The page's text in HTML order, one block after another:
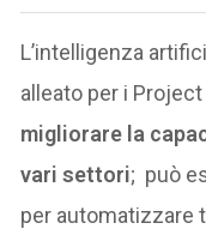
L’intelligenza
alleato per i
migliorare la
vari settori; può
per automatizzare